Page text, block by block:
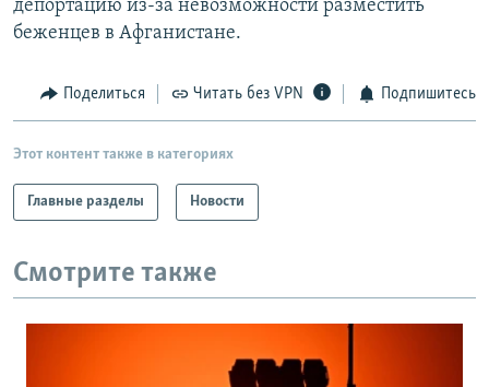
Все сайты РСЕ/РС
депортацию из-за невозможности разместить
беженцев в Афганистане.
Поделиться Читать без VPN Подпишитесь
Этот контент также в категориях
Главные разделы Новости
Смотрите также